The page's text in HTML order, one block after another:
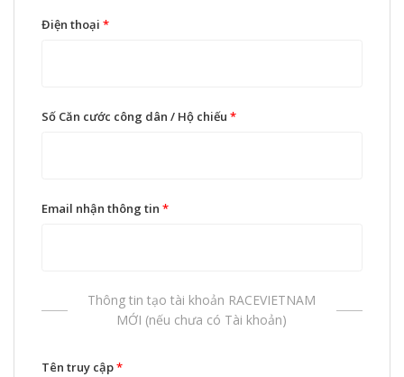
Điện thoại *
Số Căn cước công dân / Hộ chiếu *
Email nhận thông tin *
Thông tin tạo tài khoản RACEVIETNAM
MỚI (nếu chưa có Tài khoản)
Tên truy cập*